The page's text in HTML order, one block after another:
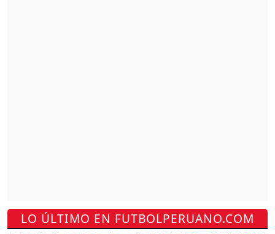
LO ÚLTIMO EN FUTBOLPERUANO.COM